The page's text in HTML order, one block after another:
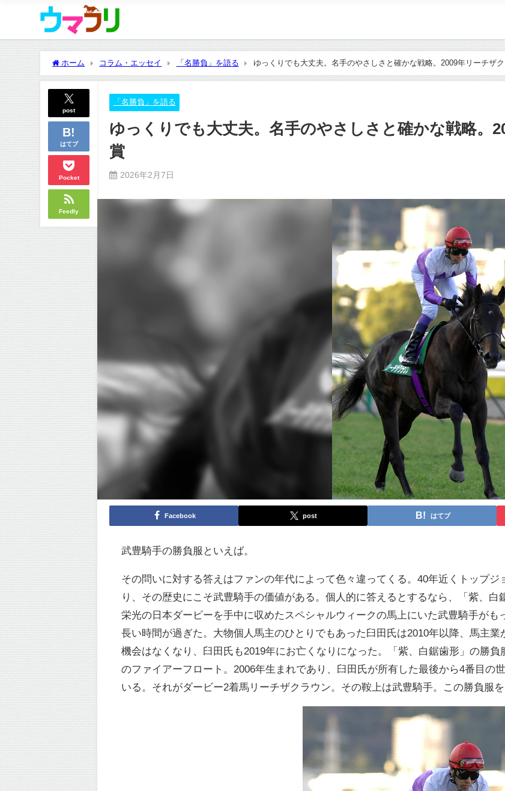
ホーム コラム・エッセイ 「名勝負」を語る ゆっくりでも大丈夫。名手のやさしさと確かな戦略。2009年リーチザ
post
はてブ
Pocket
Feedly
「名勝負」を語る
ゆっくりでも大丈夫。名手のやさしさと確かな戦略。
賞
2026年2月7日
Facebook post はてブ
武豊騎手の勝負服といえば。
その問いに対する答えはファンの年代によって色々違ってくる。40年近くトップ
り、その歴史にこそ武豊騎手の価値がある。個人的に答えるとするなら、「紫、
栄光の日本ダービーを手中に収めたスペシャルウィークの馬上にいた武豊騎手がも
長い時間が過ぎた。大物個人馬主のひとりでもあった臼田氏は2010年以降、馬主
機会はなくなり、臼田氏も2019年にお亡くなりになった。「紫、白鋸歯形」の勝
のファイアーフロート。2006年生まれであり、臼田氏が所有した最後から4番目の
いる。それがダービー2着馬リーチザクラウン。その鞍上は武豊騎手。この勝負服